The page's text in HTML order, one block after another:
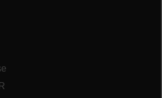
del sitio web, como el
de usuario y la gestión de
web no se puede utilizar
las cookies estrictamente